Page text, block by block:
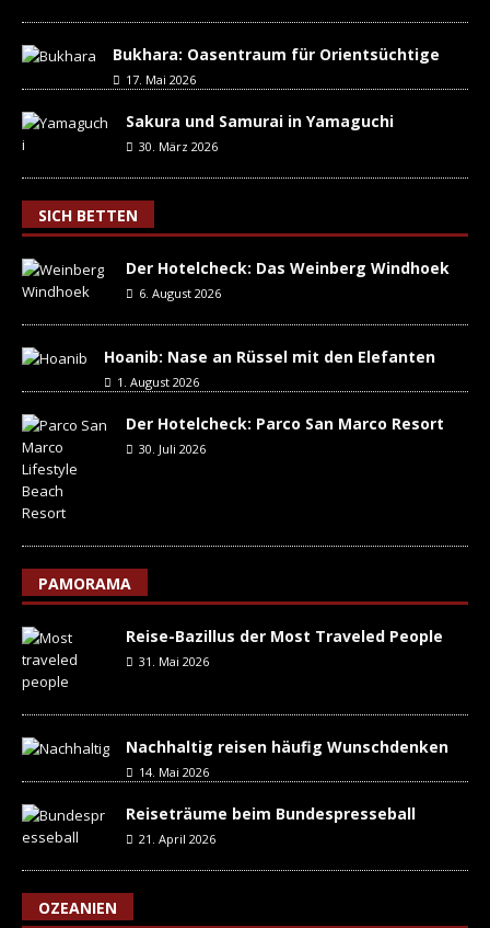
Bukhara: Oasentraum für Orientsüchtige
17. Mai 2026
Sakura und Samurai in Yamaguchi
30. März 2026
SICH BETTEN
Der Hotelcheck: Das Weinberg Windhoek
6. August 2026
Hoanib: Nase an Rüssel mit den Elefanten
1. August 2026
Der Hotelcheck: Parco San Marco Resort
30. Juli 2026
PAMORAMA
Reise-Bazillus der Most Traveled People
31. Mai 2026
Nachhaltig reisen häufig Wunschdenken
14. Mai 2026
Reiseträume beim Bundespresseball
21. April 2026
OZEANIEN